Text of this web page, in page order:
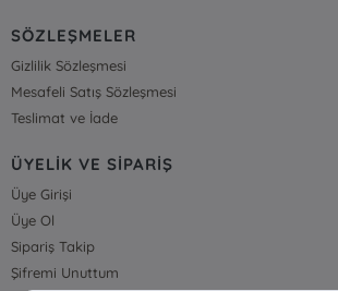
SÖZLEŞMELER
Gizlilik Sözleşmesi
Mesafeli Satış Sözleşmesi
Teslimat ve İade
ÜYELİK VE SİPARİŞ
Üye Girişi
Üye Ol
Sipariş Takip
Şifremi Unuttum